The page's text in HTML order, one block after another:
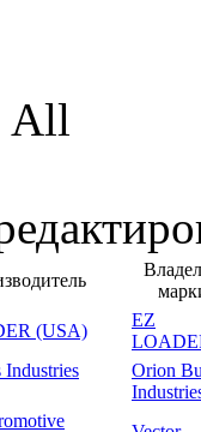
All
(USA)
EZ
Orion